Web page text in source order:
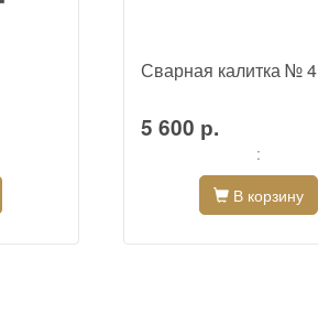
Сварная калитка № 4
5 600 р.
:
В корзину